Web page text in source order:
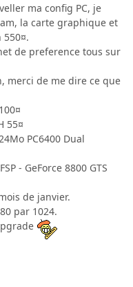
ma config PC, je
la carte graphique et
de preference tous sur
merci de me dire ce que
55¤
PC6400 Dual
- GeForce 8800 GTS
de janvier.
par 1024.